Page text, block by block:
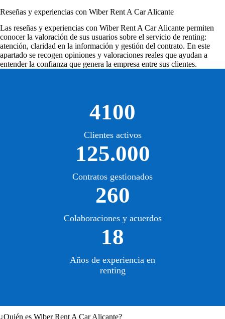
Reseñas y experiencias con Wiber Rent A Car Alicante
Las reseñas y experiencias con Wiber Rent A Car Alicante permiten
conocer la valoración de sus usuarios sobre el servicio de renting:
atención, claridad en la información y gestión del contrato. En este
apartado se recogen opiniones y valoraciones reales que ayudan a
entender la confianza que genera la empresa entre sus clientes.
4100
Clientes activos
125.000
Contratos gestionados
260
Colaboraciones y acuerdos
18
Años de experiencia en
renting
¿Quién es Wiber Rent A Car Alicante?